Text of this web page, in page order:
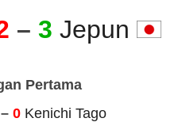
– 3 Jepun
Pertama
0Kenichi Tago